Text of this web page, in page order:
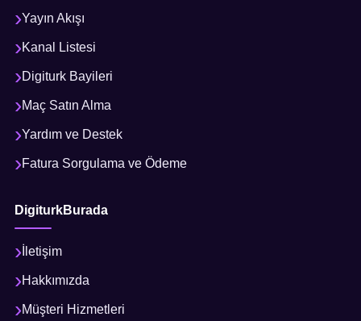
Yayın Akışı
Kanal Listesi
Digiturk Bayileri
Maç Satın Alma
Yardım ve Destek
Fatura Sorgulama ve Ödeme
DigiturkBurada
İletişim
Hakkımızda
Müşteri Hizmetleri